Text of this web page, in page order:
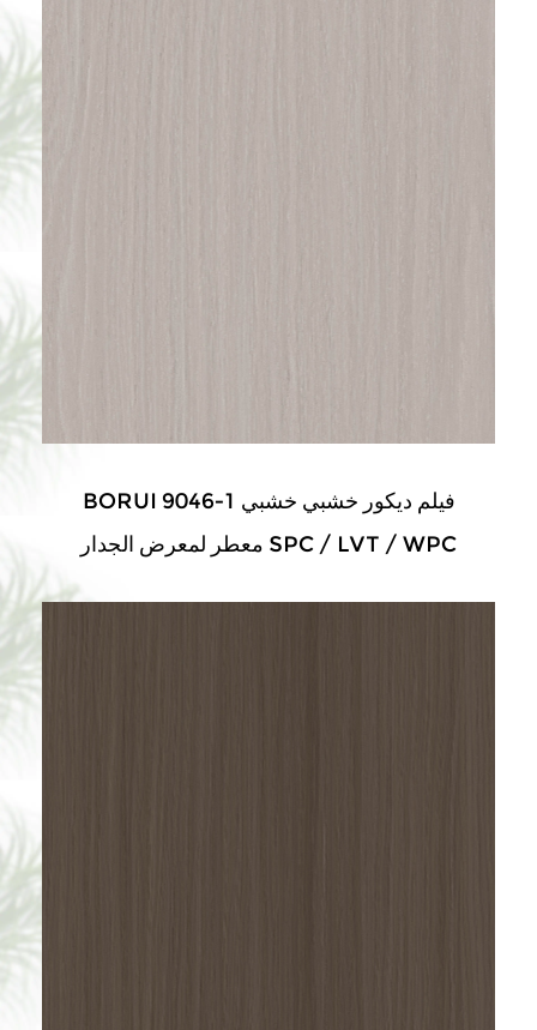
BORUI 9046-1 فيلم ديكور خشبي خشبي
معطر لمعرض الجدار SPC / LVT / WPC